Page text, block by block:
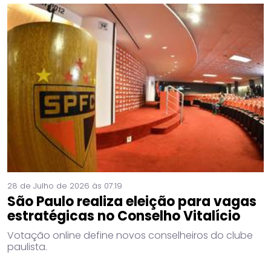
28 de Julho de 2026 às 07:19
São Paulo realiza eleição para vagas
estratégicas no Conselho Vitalício
Votação online define novos conselheiros do clube
paulista.